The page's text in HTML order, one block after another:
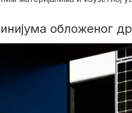
обложеног